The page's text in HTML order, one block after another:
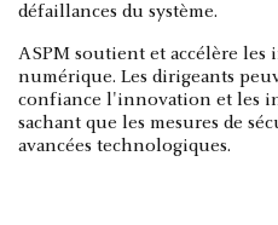
défaillances du système.
ASPM soutient et accélère
numérique. Les dirigeants
confiance l'innovation et les
sachant que les mesures de
avancées technologiques.